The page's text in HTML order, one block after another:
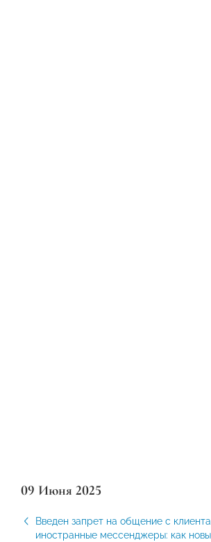
09 Июня 2025
Введен запрет на общение с
иностранные мессенджеры: как